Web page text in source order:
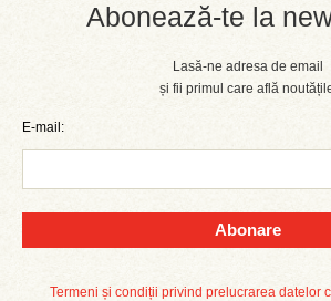
Abonează-te la
Lasă-ne adresa de email
și fii primul care află
E-mail:
Abonare
Termeni și condiții privind prelucrarea datelor